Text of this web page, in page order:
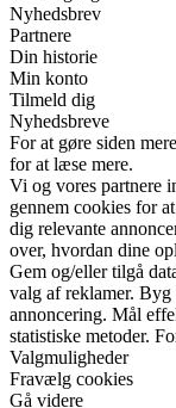
Nyhedsbrev
Partnere
Din historie
Min konto
Tilmeld dig
Nyhedsbreve
For at gøre siden
for at læse mere.
Vi og vores partnere
gennem cookies for
dig relevante
over, hvordan dine
Gem og/eller tilgå
valg af reklamer.
annoncering. Mål
statistiske metoder.
Valgmuligheder
Fravælg cookies
Gå videre